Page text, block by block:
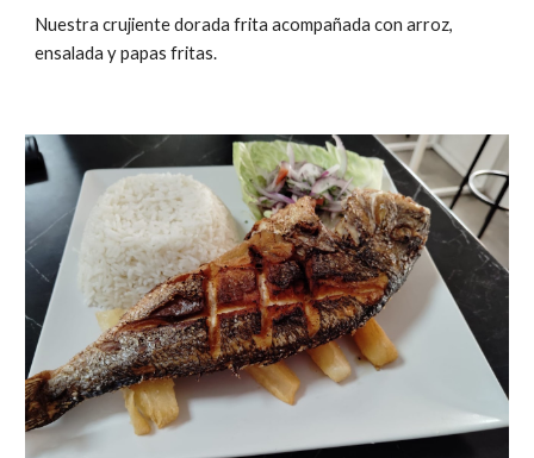
Nuestra crujiente dorada frita acompañada con arroz,
ensalada y papas fritas.